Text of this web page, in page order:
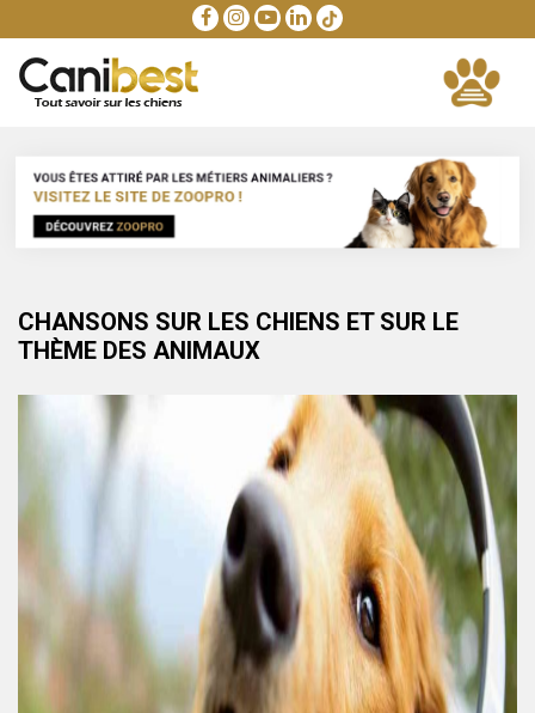
CHANSONS SUR LES CHIENS ET SUR LE
THÈME DES ANIMAUX